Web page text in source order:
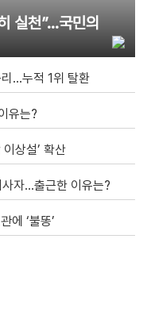
실천”…국민의
…누적 1위 탈환
유는?
상설’ 확산
자…출근한 이유는?
에 ‘불똥’